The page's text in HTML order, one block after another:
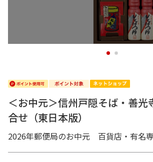
1 2
＜お中元＞信州戸隠そば・善光
合せ（東日本版）
2026年郵便局のお中元 百貨店・有名